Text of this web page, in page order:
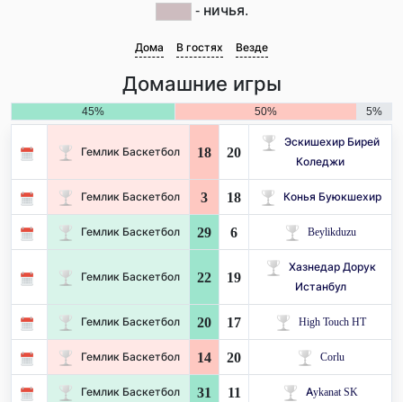
- ничья.
Дома В гостях Везде
Домашние игры
45% 50% 5%
Гемлик Баскетбол 18 20
Эскишехир Бирей
Коледжи
Гемлик Баскетбол 3 18 Конья Буюкшехир
Гемлик Баскетбол 29 6 Beylikduzu
Гемлик Баскетбол 22 19
Хазнедар Дорук
Истанбул
Гемлик Баскетбол 20 17 High Touch HT
Гемлик Баскетбол 14 20 Corlu
Гемлик Баскетбол 31 11 Aykanat SK